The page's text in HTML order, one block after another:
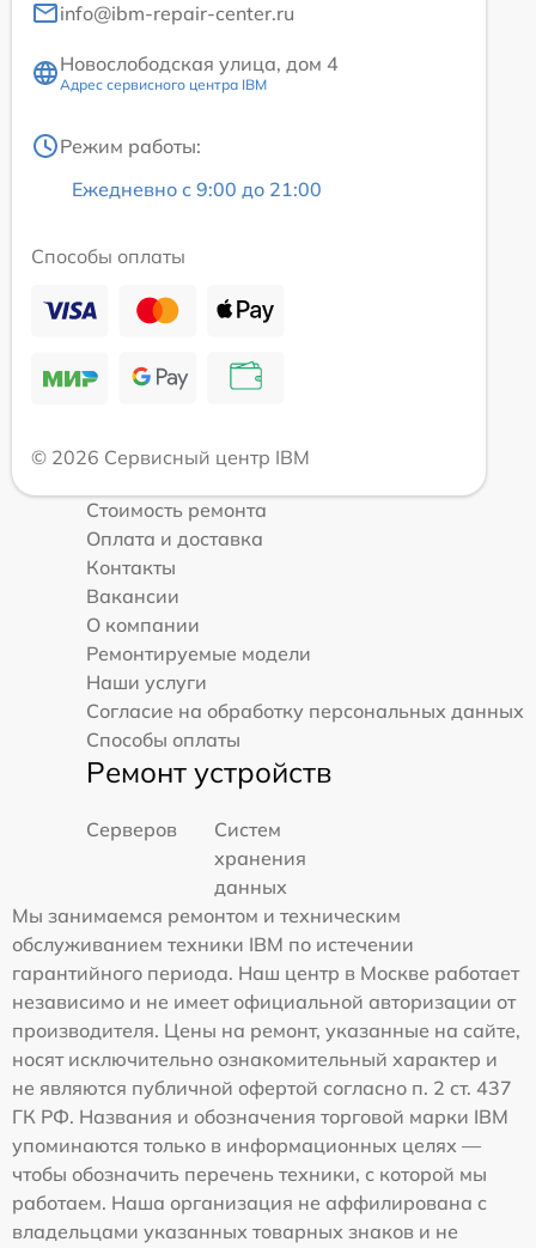
info@ibm-repair-center.ru
Новослободская улица, дом 4
Адрес сервисного центра IBM
Режим работы:
Ежедневно с 9:00 до 21:00
Способы оплаты
© 2026 Сервисный центр IBM
Стоимость ремонта
Оплата и доставка
Контакты
Вакансии
О компании
Ремонтируемые модели
Наши услуги
Согласие на обработку персональных данных
Способы оплаты
Ремонт устройств
Серверов
Систем
хранения
данных
Мы занимаемся ремонтом и техническим
обслуживанием техники IBM по истечении
гарантийного периода. Наш центр в Москве работает
независимо и не имеет официальной авторизации от
производителя. Цены на ремонт, указанные на сайте,
носят исключительно ознакомительный характер и
не являются публичной офертой согласно п. 2 ст. 437
ГК РФ. Названия и обозначения торговой марки IBM
упоминаются только в информационных целях —
чтобы обозначить перечень техники, с которой мы
работаем. Наша организация не аффилирована с
владельцами указанных товарных знаков и не